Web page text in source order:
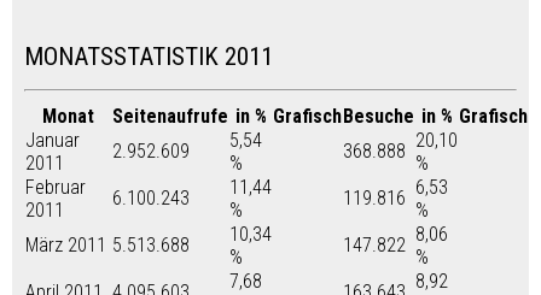
MONATSSTATISTIK 2011
Monat Seitenaufrufe in % GrafischBesuche in % Grafisch
Januar
2011
2.952.609
5,54
%
368.888 20,10
%
Februar
2011
6.100.243
11,44
%
119.816 6,53
%
März 2011 5.513.688
10,34
%
147.822 8,06
%
7,68
8,92